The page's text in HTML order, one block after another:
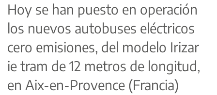
Hoy se han puesto en operación
los nuevos autobuses eléctricos
cero emisiones, del modelo Irizar
ie tram de 12 metros de longitud,
en Aix-en-Provence (Francia)